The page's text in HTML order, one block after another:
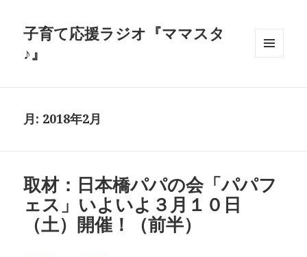
子育て応援ラジオ『ママスタ
♪』
月: 2018年2月
取材：日本橋パパの会「パパフ
ェス」いよいよ３月１０日
（土）開催！（前半）